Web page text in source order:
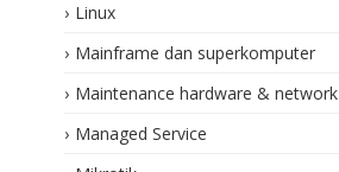
Linux
Mainframe dan superkomputer
Maintenance hardware & network
Managed Service